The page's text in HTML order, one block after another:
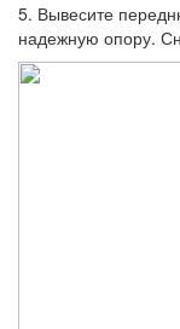
5. Вывесите
надежную опору.